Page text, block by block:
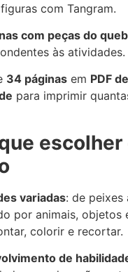
com Tangram.
com peças do
às atividades.
34 páginas em PDF
para imprimir
variadas: de peixes
por animais, objetos
colorir e recortar.
de